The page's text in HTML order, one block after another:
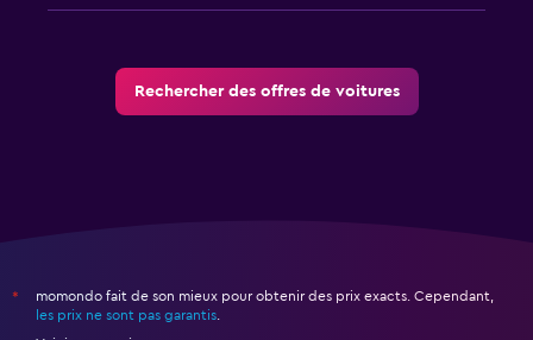
Rechercher des offres de voitures
*
momondo fait de son mieux pour obtenir des prix exacts. Cependant,
les prix ne sont pas garantis.